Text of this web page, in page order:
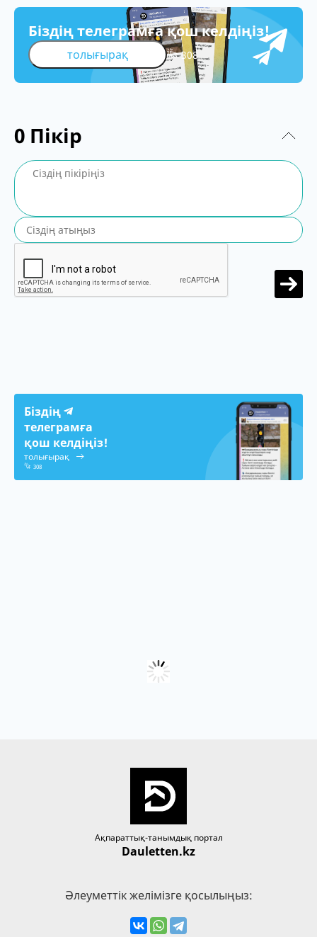
Біздің телеграмға қош келдіңіз!
толығырақ 308
0 Пікір
Біздің
телеграмға
қош келдіңіз!
толығырақ
308
Ақпараттық-танымдық портал
Dauletten.kz
Әлеуметтік желімізге қосылыңыз: